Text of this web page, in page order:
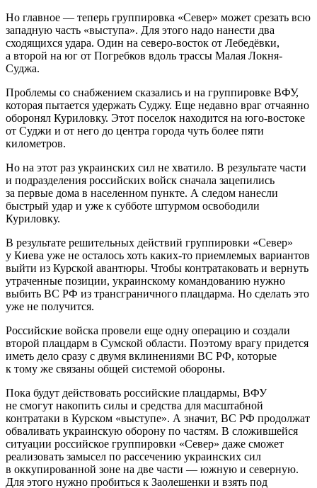
Но главное — теперь группировка «Север» может срезать всю
западную часть «выступа». Для этого надо нанести два
сходящихся удара. Один на северо-восток от Лебедёвки,
а второй на юг от Погребков вдоль трассы Малая Локня-
Суджа.
Проблемы со снабжением сказались и на группировке ВФУ,
которая пытается удержать Суджу. Еще недавно враг отчаянно
оборонял Куриловку. Этот поселок находится на юго-востоке
от Суджи и от него до центра города чуть более пяти
километров.
Но на этот раз украинских сил не хватило. В результате части
и подразделения российских войск сначала зацепились
за первые дома в населенном пункте. А следом нанесли
быстрый удар и уже к субботе штурмом освободили
Куриловку.
В результате решительных действий группировки «Север»
у Киева уже не осталось хоть каких-то приемлемых вариантов
выйти из Курской авантюры. Чтобы контратаковать и вернуть
утраченные позиции, украинскому командованию нужно
выбить ВС РФ из трансграничного плацдарма. Но сделать это
уже не получится.
Российские войска провели еще одну операцию и создали
второй плацдарм в Сумской области. Поэтому врагу придется
иметь дело сразу с двумя вклинениями ВС РФ, которые
к тому же связаны общей системой обороны.
Пока будут действовать российские плацдармы, ВФУ
не смогут накопить силы и средства для масштабной
контратаки в Курском «выступе». А значит, ВС РФ продолжат
обваливать украинскую оборону по частям. В сложившейся
ситуации российское группировки «Север» даже сможет
реализовать замысел по рассечению украинских сил
в оккупированной зоне на две части — южную и северную.
Для этого нужно пробиться к Заолешенки и взять под